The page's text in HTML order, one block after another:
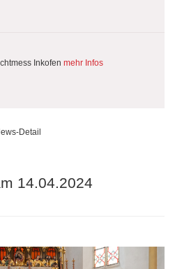
Inkofen mehr Infos
Detail
14.04.2024